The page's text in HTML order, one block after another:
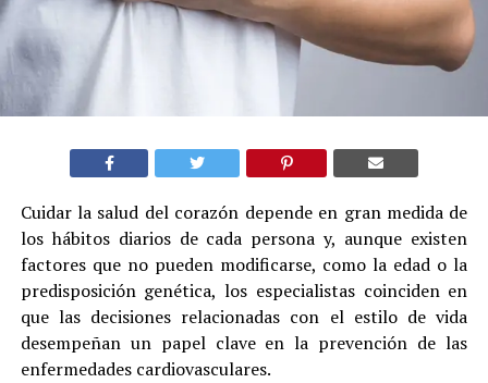
Cuidar la salud del corazón depende en gran medida de
los hábitos diarios de cada persona y, aunque existen
factores que no pueden modificarse, como la edad o la
predisposición genética, los especialistas coinciden en
que las decisiones relacionadas con el estilo de vida
desempeñan un papel clave en la prevención de las
enfermedades cardiovasculares.